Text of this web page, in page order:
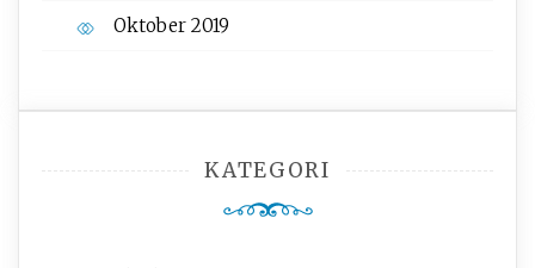
Oktober 2019
KATEGORI